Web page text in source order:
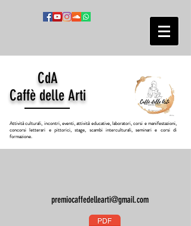
CdA
Caffè delle Arti
Attività culturali, incontri, eventi, attività educative, laboratori, corsi e manifestazioni,
concorsi letterari e pittorici, stage, scambi interculturali, seminari e corsi di
formazione.
premiocaffedellearti@gmail.com